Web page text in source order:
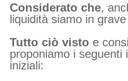
Considerato che,
liquidità siamo in
Tutto ciò visto e
proponiamo i seguenti
iniziali: